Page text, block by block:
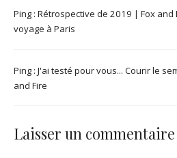
Ping : Rétrospective de 2019 | Fox and
voyage à Paris
Ping : J'ai testé pour vous... Courir le
and Fire
Laisser un commentaire